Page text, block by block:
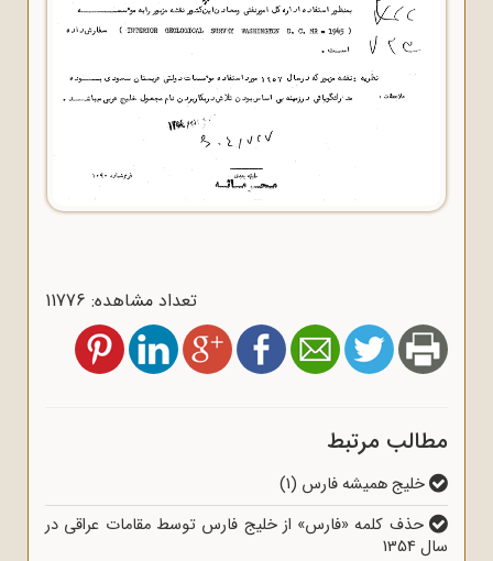
تعداد مشاهده: 11776
مطالب مرتبط
خلیج همیشه فارس (1)
حذف کلمه «فارس» از خلیج فارس توسط مقامات عراقی در
سال 1354